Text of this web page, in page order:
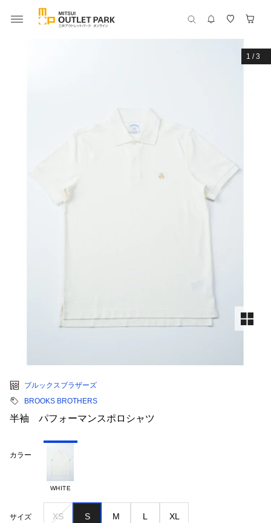
1 /3
ブルックスブラザーズ
BROOKS BROTHERS
半袖 パフォーマンスポロシャツ
カラー
WHITE
サイズ XS S M L XL